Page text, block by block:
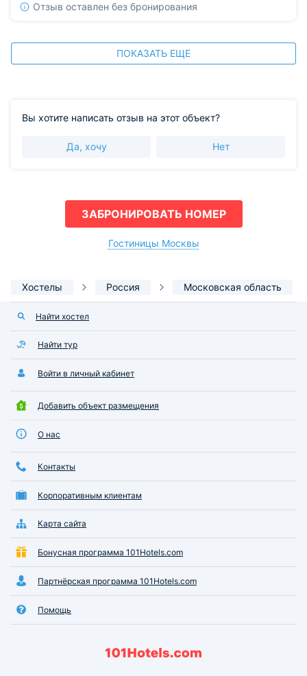
Отзыв оставлен без бронирования
ПОКАЗАТЬ ЕЩЕ
Вы хотите написать отзыв на этот объект?
Да, хочу Нет
ЗАБРОНИРОВАТЬ НОМЕР
Гостиницы Москвы
Хостелы Россия Московская область
Найти хостел
Найти тур
Войти в личный кабинет
Добавить объект размещения
О нас
Контакты
Корпоративным клиентам
Карта сайта
Бонусная программа 101Hotels.com
Партнёрская программа 101Hotels.com
Помощь